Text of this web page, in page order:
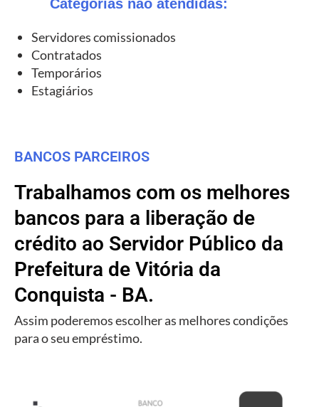
Categorias não atendidas:
Servidores comissionados
Contratados
Temporários
Estagiários
BANCOS PARCEIROS
Trabalhamos com os melhores
bancos para a liberação de
crédito ao Servidor Público da
Prefeitura de Vitória da
Conquista - BA.
Assim poderemos escolher as melhores condições
para o seu empréstimo.